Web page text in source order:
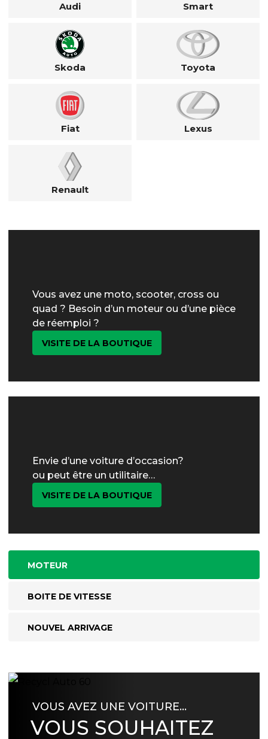
Audi Smart
Skoda Toyota
Fiat Lexus
Renault
Vous avez une moto, scooter, cross ou
quad ? Besoin d’un moteur ou d’une pièce
de réemploi ?
VISITE DE LA BOUTIQUE
Envie d’une voiture d’occasion?
ou peut être un utilitaire…
VISITE DE LA BOUTIQUE
MOTEUR
BOITE DE VITESSE
NOUVEL ARRIVAGE
VOUS AVEZ UNE VOITURE…
VOUS SOUHAITEZ